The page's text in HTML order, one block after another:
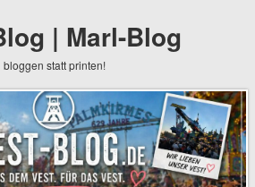
| Marl-Blog
bloggen statt printen!